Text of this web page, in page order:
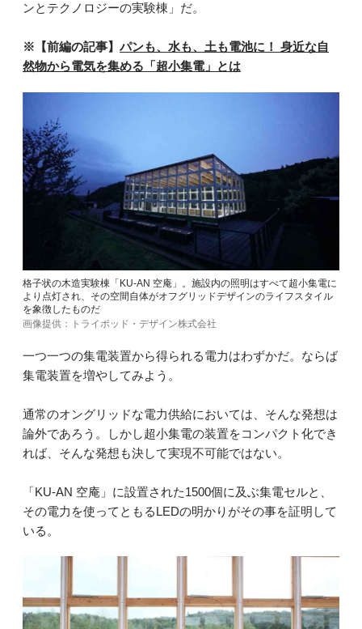
ンとテクノロジーの実験棟」だ。
※【前編の記事】 パンも、水も、土も電池に！ 身近な自
然物から電気を集める「超小集電」とは
格子状の木造実験棟「KU-AN 空庵」。施設内の照明はすべて超小集電に
より点灯され、その空間自体がオフグリッドデザインのライフスタイル
を象徴したものだ
画像提供：トライポッド・デザイン株式会社
一つ一つの集電装置から得られる電力はわずかだ。ならば
集電装置を増やしてみよう。
通常のオングリッドな電力供給においては、そんな発想は
論外であろう。しかし超小集電の装置をコンパクト化でき
れば、そんな発想も決して実現不可能ではない。
「KU-AN 空庵」に設置された1500個に及ぶ集電セルと、
その電力を使ってともるLEDの明かりがその事を証明して
いる。